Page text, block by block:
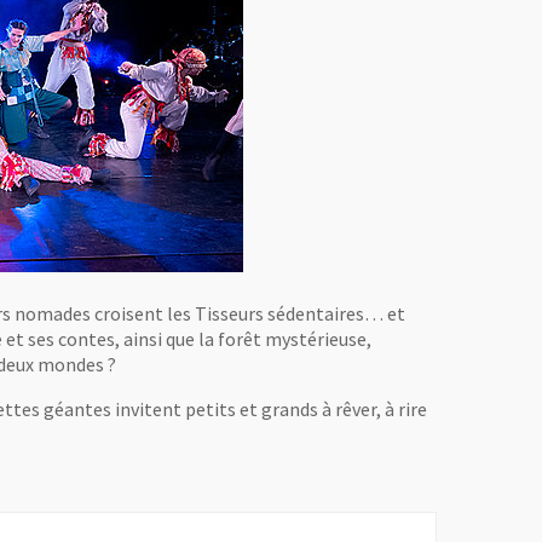
nomades croisent les Tisseurs sédentaires… et
ses contes, ainsi que la forêt mystérieuse,
mondes ?
géantes invitent petits et grands à rêver, à rire